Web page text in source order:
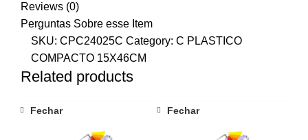
Reviews (0)
Perguntas Sobre esse Item
SKU: CPC24025C Category: C PLASTICO
COMPACTO 15X46CM
Related products
Fechar Fechar